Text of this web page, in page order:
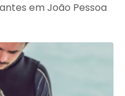
em João Pessoa